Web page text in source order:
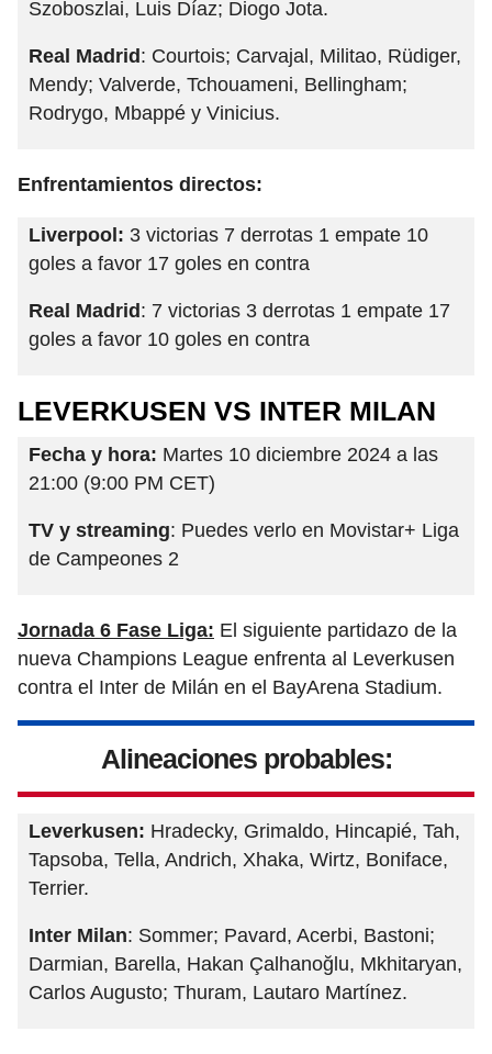
Szoboszlai, Luis Díaz; Diogo Jota.
Real Madrid : Courtois; Carvajal, Militao, Rüdiger,
Mendy; Valverde, Tchouameni, Bellingham;
Rodrygo, Mbappé y Vinicius.
Enfrentamientos directos:
Liverpool: 3 victorias 7 derrotas 1 empate 10
goles a favor 17 goles en contra
Real Madrid : 7 victorias 3 derrotas 1 empate 17
goles a favor 10 goles en contra
LEVERKUSEN VS INTER MILAN
Fecha y hora: Martes 10 diciembre 2024 a las
21:00 (9:00 PM CET)
TV y streaming: Puedes verlo en Movistar+ Liga
de Campeones 2
Jornada 6 Fase Liga: El siguiente partidazo de la
nueva Champions League enfrenta al Leverkusen
contra el Inter de Milán en el BayArena Stadium.
Alineaciones probables:
Leverkusen: Hradecky, Grimaldo, Hincapié, Tah,
Tapsoba, Tella, Andrich, Xhaka, Wirtz, Boniface,
Terrier.
Inter Milan: Sommer; Pavard, Acerbi, Bastoni;
Darmian, Barella, Hakan Çalhanoğlu, Mkhitaryan,
Carlos Augusto; Thuram, Lautaro Martínez.